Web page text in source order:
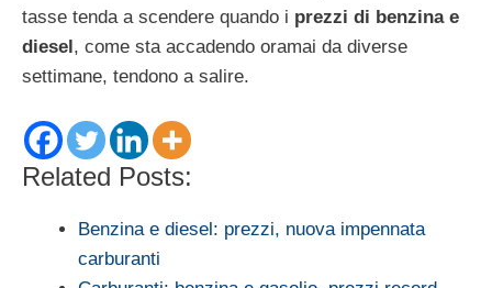
tasse tenda a scendere quando i prezzi di benzina e
diesel, come sta accadendo oramai da diverse
settimane, tendono a salire.
Related Posts:
Benzina e diesel: prezzi, nuova impennata
carburanti